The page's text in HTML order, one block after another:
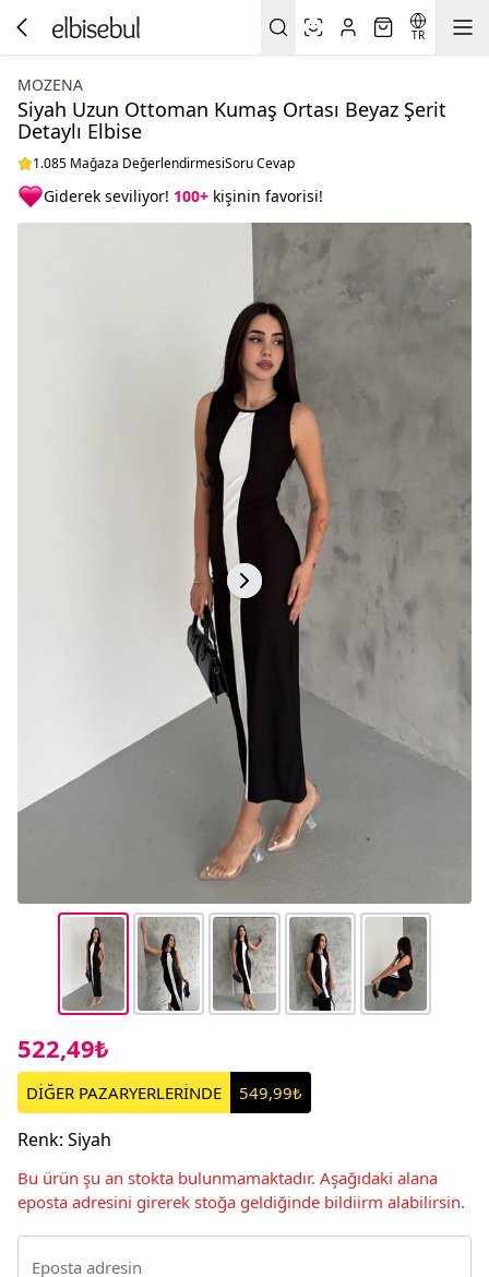
TR
MOZENA
Siyah Uzun Ottoman Kumaş Ortası Beyaz Şerit
Detaylı Elbise
1.085 Mağaza DeğerlendirmesiSoru Cevap
Giderek seviliyor! 100+ kişinin favorisi!
522,49₺
DİĞER PAZARYERLERİNDE 549,99₺
Renk: Siyah
Bu ürün şu an stokta bulunmamaktadır. Aşağıdaki alana
eposta adresini girerek stoğa geldiğinde bildiirm alabilirsin.